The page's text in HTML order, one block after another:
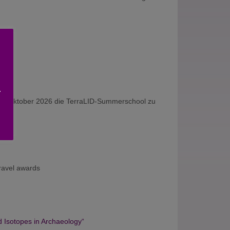
Oktober 2026 die TerraLID-Summerschool zu
awards
in Archaeology“